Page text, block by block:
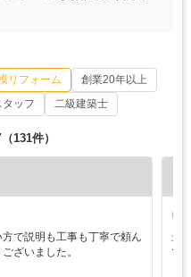
リフォーム
創業20年以上
ッフ 二級建築士
（131件）
で説明も工事も丁寧で頼ん
ざいました。
最
で